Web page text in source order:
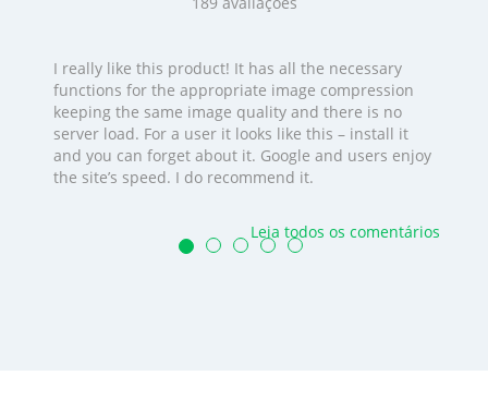
I really like this product! It has all the necessary
functions for the appropriate image compression
keeping the same image quality and there is no
server load. For a user it looks like this – install it
and you can forget about it. Google and users enjoy
the site’s speed. I do recommend it.
Leia todos os comentários